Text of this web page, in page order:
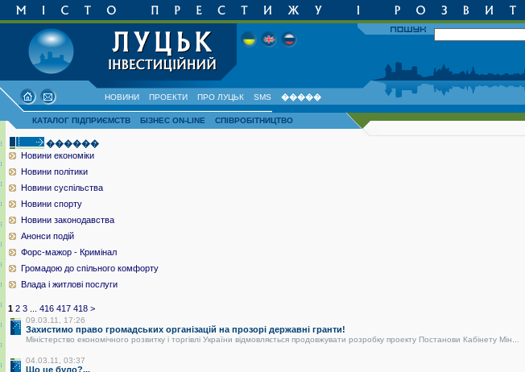
НОВИНИ ПРОЕКТИ ПРО ЛУЦЬК SMS �����
КАТАЛОГ ПІДПРИЄМСТВ БІЗНЕС ON-LINE СПІВРОБІТНИЦТВО
������
Новини економіки
Новини політики
Новини суспільства
Новини спорту
Новини законодавства
Анонси подій
Форс-мажор - Кримінал
Громадою до спільного комфорту
Влада і житлові послуги
1 2 3 416 417 418 >
09.03.11, 17:26
Захистимо право громадських організацій на прозорі державні гранти!
Міністерство економічного розвитку і торгівлі України відмовляється продовжувати розробку проекту Постанови Кабінету Мін...
04.03.11, 03:37
Що це було?...